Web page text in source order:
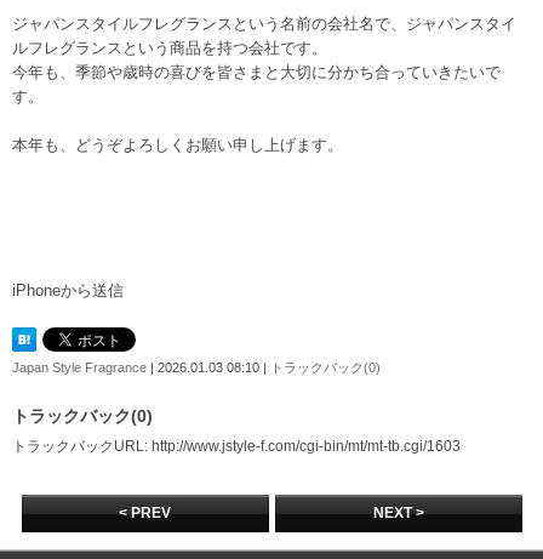
ジャパンスタイルフレグランスという名前の会社名で、ジャパンスタイ
ルフレグランスという商品を持つ会社です。
今年も、季節や歳時の喜びを皆さまと大切に分かち合っていきたいで
す。
本年も、どうぞよろしくお願い申し上げます。
iPhoneから送信
Japan Style Fragrance | 2026.01.03 08:10 | トラックバック(0)
トラックバック(0)
トラックバックURL: http://www.jstyle-f.com/cgi-bin/mt/mt-tb.cgi/1603
< PREV NEXT >